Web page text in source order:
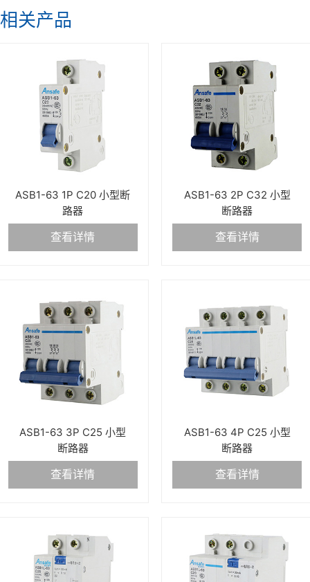
相关产品
ASB1-63 1P C20 小型断
路器
查看详情
ASB1-63 2P C32 小型
断路器
查看详情
ASB1-63 3P C25 小型
断路器
查看详情
ASB1-63 4P C25 小型
断路器
查看详情